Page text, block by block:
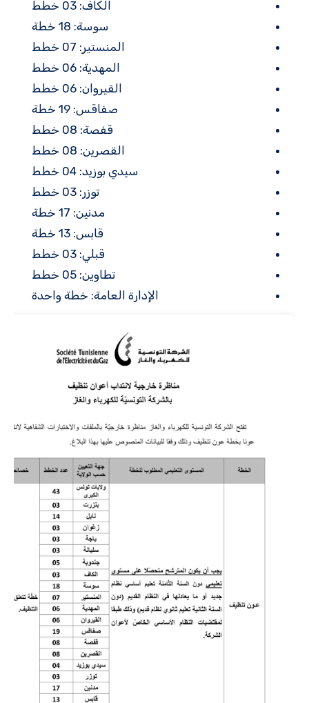
الكاف: 03 خطط
سوسة: 18 خطة
المنستير: 07 خطط
المهدية: 06 خطط
القيروان: 06 خطط
صفاقس: 19 خطة
قفصة: 08 خطط
القصرين: 08 خطط
سيدي بوزيد: 04 خطط
توزر: 03 خطط
مدنين: 17 خطة
قابس: 13 خطة
قبلي: 03 خطط
تطاوين: 05 خطط
الإدارة العامة: خطة واحدة